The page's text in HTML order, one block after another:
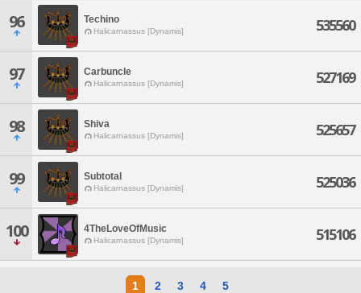
96 Techino
Halicarnassus [Dynamis] 535560
97 Carbuncle
Halicarnassus [Dynamis] 527169
98 Shiva
Halicarnassus [Dynamis] 525657
99 Subtotal
Halicarnassus [Dynamis] 525036
100 4TheLoveOfMusic
Halicarnassus [Dynamis] 515106
1 2 3 4 5